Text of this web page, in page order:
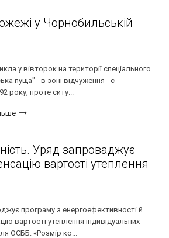
у Чорнобильській
у вівторок на території спеціального
пуща" - в зоні відчуження - є
року, проте ситу...
Уряд запроваджує
вартості утеплення
програму з енергоефективності й
вартості утеплення індивідуальних
ОСББ: «Розмір ко...